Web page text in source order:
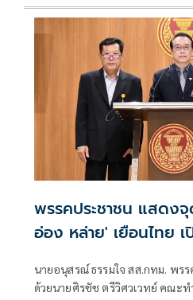
พรรคประชาชน แสดง
อ่อง หล่าย' เยือนไทย
นายอนุสรณ์ ธรรมใจ สส.กทม. พ
ด้วยนายศิรชัช ตรีวิศวเวทย์ คณะท